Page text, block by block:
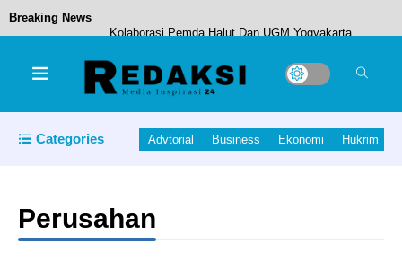
Breaking News
Categories Advtorial Business Ekonomi Hukrim
Perusahan